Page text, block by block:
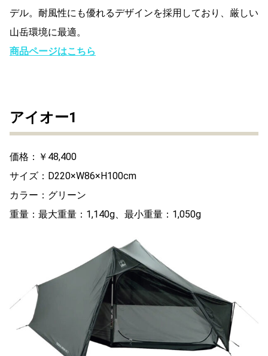
デル。耐風性にも優れるデザインを採用しており、厳しい
山岳環境に最適。
商品ページはこちら
アイオー1
価格：￥48,400
サイズ：D220×W86×H100cm
カラー：グリーン
重量：最大重量：1,140g、最小重量：1,050g